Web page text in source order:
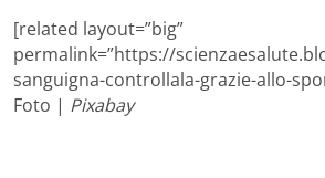
[related layout=”big”
permalink=”https://
sanguigna-controllala-grazie-allo-
Foto | Pixabay